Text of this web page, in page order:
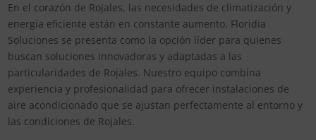
En el corazón de Rojales, las necesidades de climatización y
energía eficiente están en constante aumento. Floridia
Soluciones se presenta como la opción líder para quienes
buscan soluciones innovadoras y adaptadas a las
particularidades de Rojales. Nuestro equipo combina
experiencia y profesionalidad para ofrecer instalaciones de
aire acondicionado que se ajustan perfectamente al entorno y
las condiciones de Rojales.